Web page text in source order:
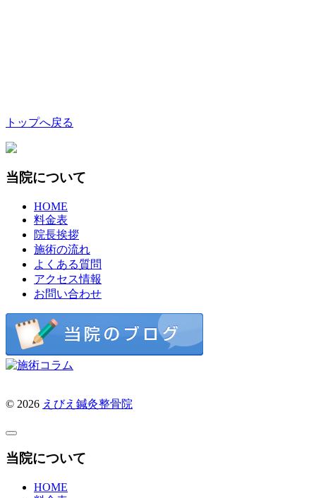
トップへ戻る
当院について
HOME
料金表
院長挨拶
施術の流れ
よくある質問
アクセス情報
お問い合わせ
© 2026 えびえ鍼灸整骨院
当院について
HOME